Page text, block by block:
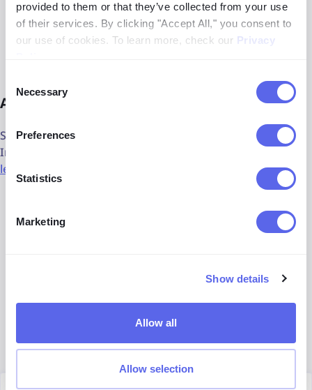
provided to them or that they’ve collected from your use
of their services. By clicking "Accept All," you consent to
our use of cookies. To learn more, check our Privacy
Selection
Necessary
Preferences
Statistics
Marketing
Show details
Allow all
Allow selection
Mengurutkan hasilberdasarkan terbaru/terlama
atau cocok/kurang cocok
Alat Pencarian Wajah Terbaik
Saat ini,lenso.ai adalah alat pencarian wajah terbaik
di
Internet. Anda juga dapat mencoba beberapa
alternatif
lenso.ai
Facecheck.id